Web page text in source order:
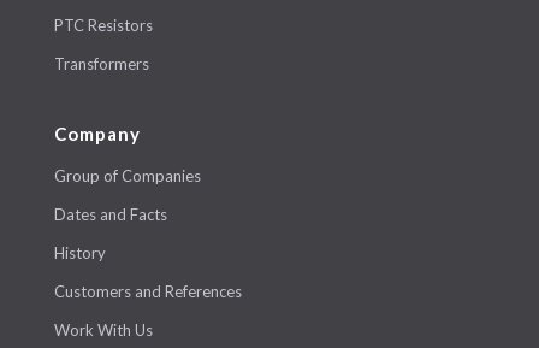
PTC Resistors
Transformers
Company
Group of Companies
Dates and Facts
History
Customers and References
Work With Us